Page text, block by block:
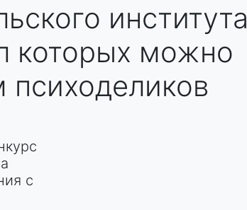
института
которых можно
психоделиков
с